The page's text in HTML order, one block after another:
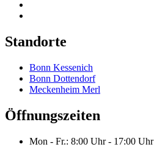
Standorte
Bonn Kessenich
Bonn Dottendorf
Meckenheim Merl
Öffnungszeiten
Mon - Fr.: 8:00 Uhr - 17:00 Uhr